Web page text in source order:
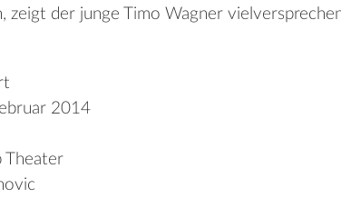
zeigt der junge Timo Wagner
2014
Theater